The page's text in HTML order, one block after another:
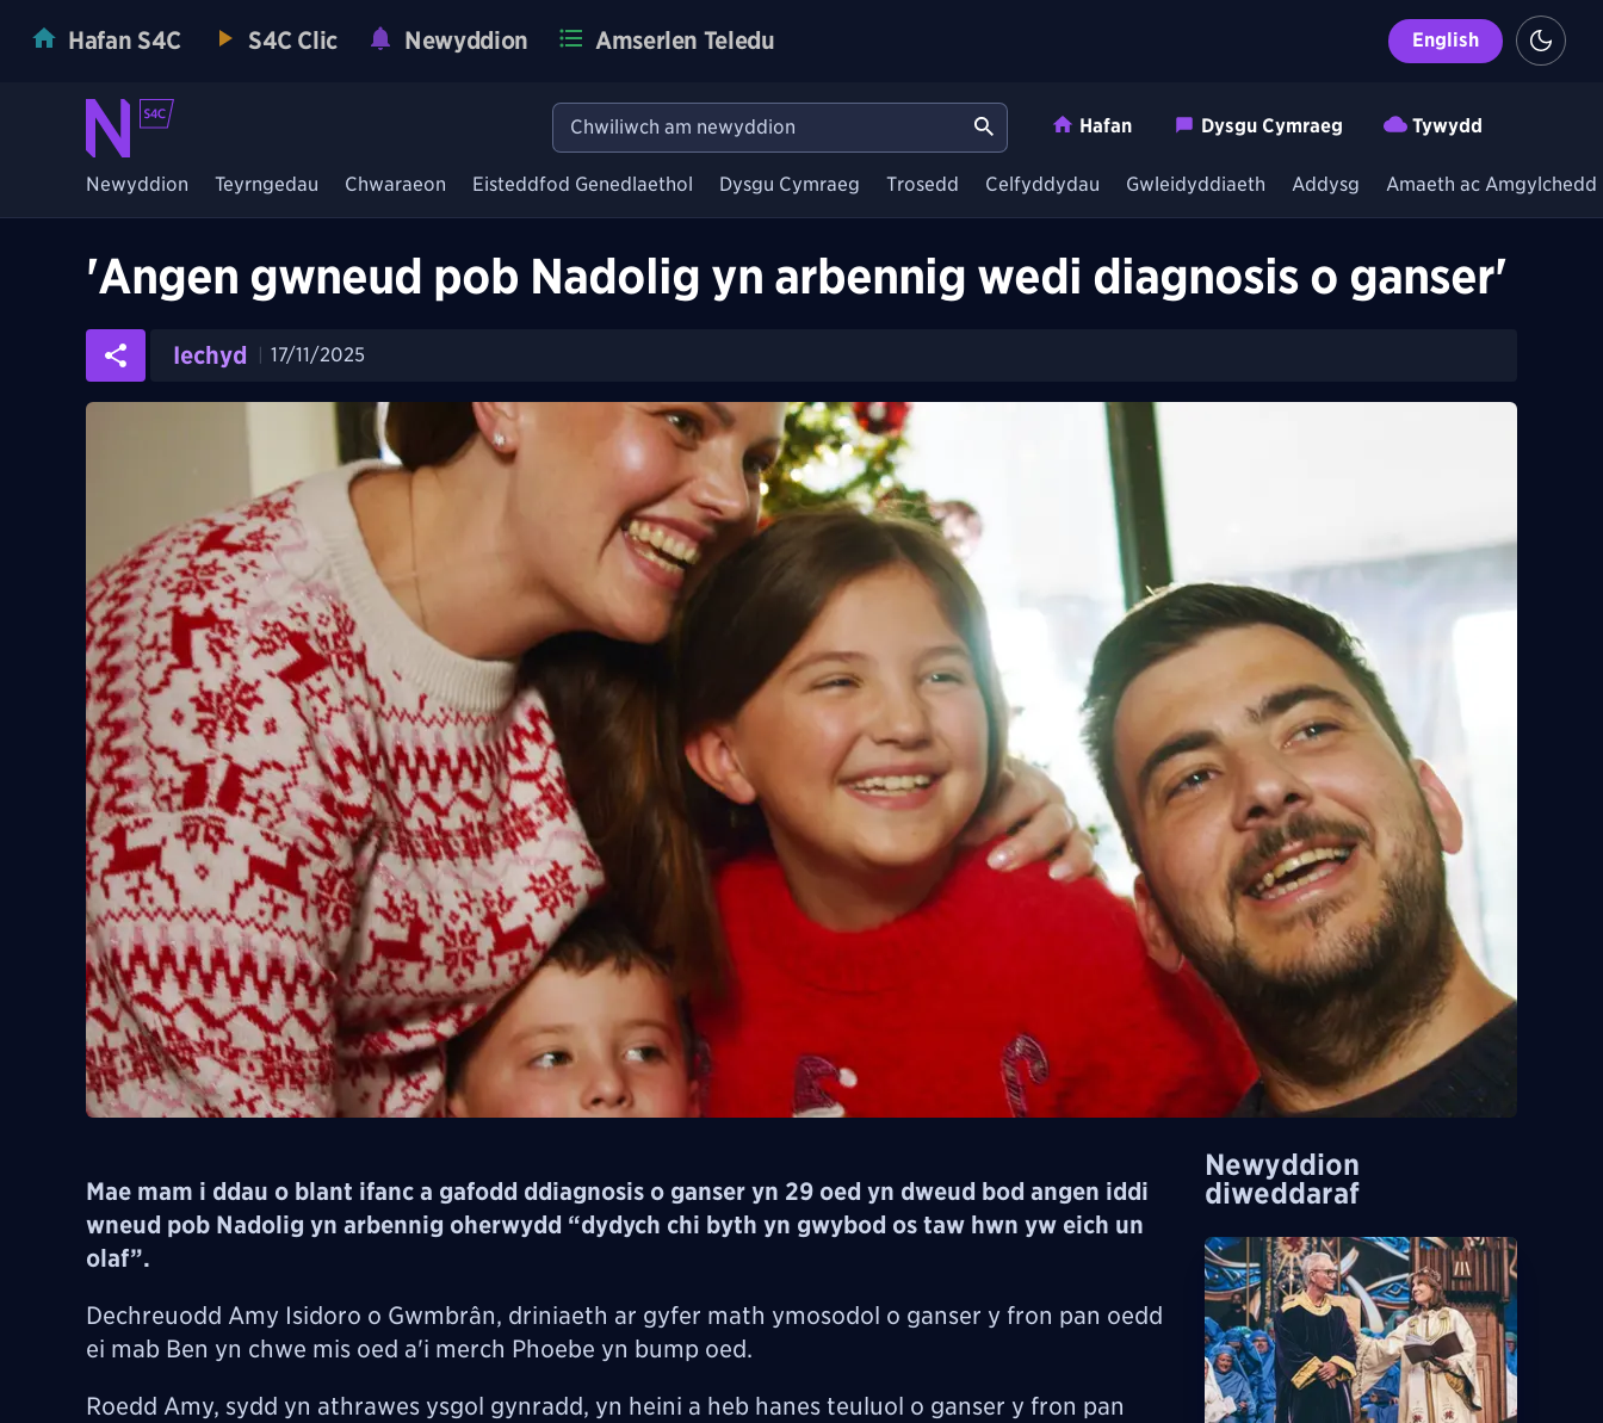
Hafan S4C S4C Clic Newyddion Amserlen Teledu English
Hafan Dysgu Cymraeg Tywydd
Newyddion Teyrngedau Chwaraeon Eisteddfod Genedlaethol Dysgu Cymraeg Trosedd Celfyddydau Gwleidyddiaeth Addysg Amaeth ac Amgylchedd
'Angen gwneud pob Nadolig yn arbennig wedi diagnosis o ganser'
Iechyd 17/11/2025
Mae mam i ddau o blant ifanc a gafodd ddiagnosis o ganser yn 29 oed yn dweud bod angen iddi
wneud pob Nadolig yn arbennig oherwydd “dydych chi byth yn gwybod os taw hwn yw eich un
olaf”.
Dechreuodd Amy Isidoro o Gwmbrân, driniaeth ar gyfer math ymosodol o ganser y fron pan oedd
ei mab Ben yn chwe mis oed a'i merch Phoebe yn bump oed.
Roedd Amy, sydd yn athrawes ysgol gynradd, yn heini a heb hanes teuluol o ganser y fron pan
Newyddion
diweddaraf